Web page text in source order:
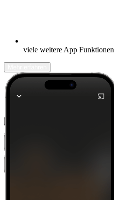
viele weitere App Funktionen